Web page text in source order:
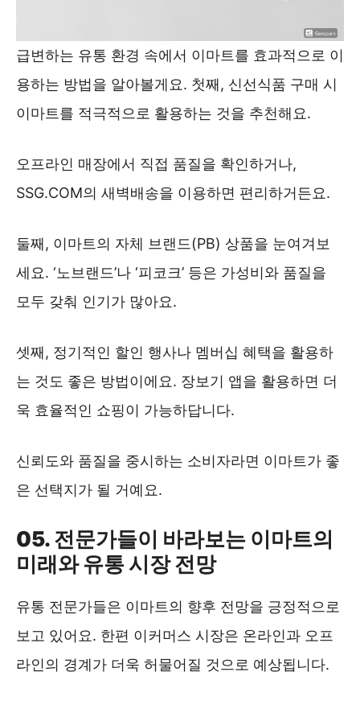
급변하는 유통 환경 속에서 이마트를 효과적으로 이
용하는 방법을 알아볼게요. 첫째, 신선식품 구매 시
이마트를 적극적으로 활용하는 것을 추천해요.
오프라인 매장에서 직접 품질을 확인하거나,
SSG.COM의 새벽배송을 이용하면 편리하거든요.
둘째, 이마트의 자체 브랜드(PB) 상품을 눈여겨보
세요. ‘노브랜드’나 ‘피코크’ 등은 가성비와 품질을
모두 갖춰 인기가 많아요.
셋째, 정기적인 할인 행사나 멤버십 혜택을 활용하
는 것도 좋은 방법이에요. 장보기 앱을 활용하면 더
욱 효율적인 쇼핑이 가능하답니다.
신뢰도와 품질을 중시하는 소비자라면 이마트가 좋
은 선택지가 될 거예요.
05. 전문가들이 바라보는 이마트의
미래와 유통 시장 전망
유통 전문가들은 이마트의 향후 전망을 긍정적으로
보고 있어요. 한편 이커머스 시장은 온라인과 오프
라인의 경계가 더욱 허물어질 것으로 예상됩니다.